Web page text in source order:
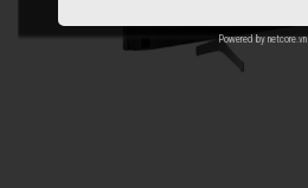
Powered bynetcore.vn